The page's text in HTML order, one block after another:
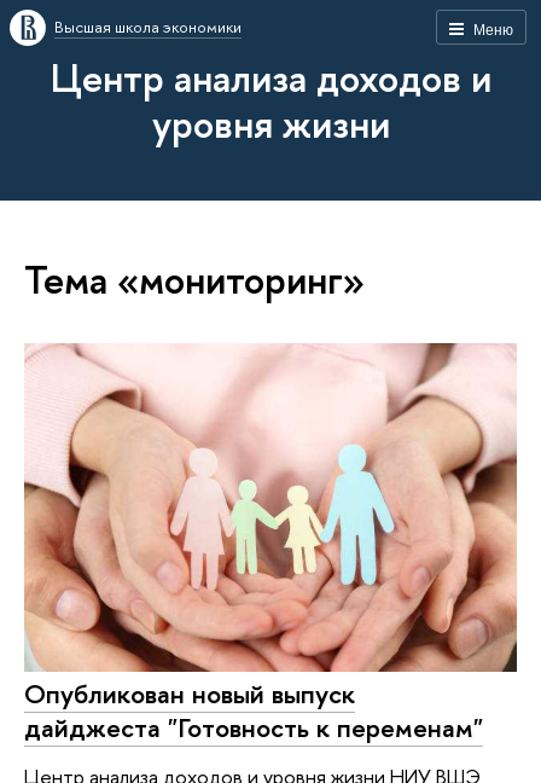
Меню
Высшая школа экономики
Центр анализа доходов и
уровня жизни
Тема «мониторинг»
Опубликован новый выпуск
дайджеста "Готовность к переменам"
Центр анализа доходов и уровня жизни НИУ ВШЭ